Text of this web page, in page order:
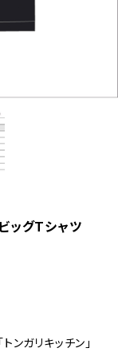
ッグTシャツ
ンガリキッチン」